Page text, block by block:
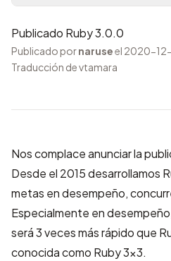
Publicado Ruby 3.0.0
Publicado pornaruseel 2020-
Traducción de vtamara
Nos complace anunciar la
Desde el 2015 desarrollamos
metas en desempeño,
Especialmente en
será 3 veces más rápido que
conocida como Ruby 3x3.